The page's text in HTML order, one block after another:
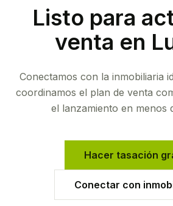
Listo para
venta en
Conectamos con la inmobiliaria
coordinamos el plan de venta
el lanzamiento en menos
Hacer tasación
Conectar con